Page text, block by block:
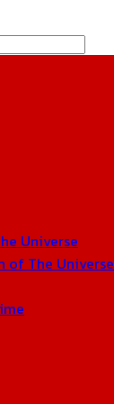
Universe
of The Universe